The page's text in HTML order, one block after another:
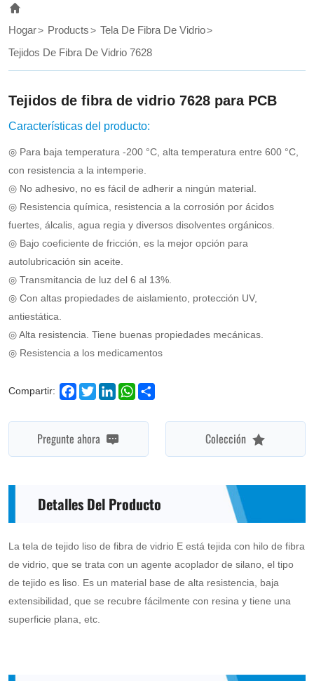
base
material
of
high
strength,low
extensibility,coating
with
resin
easily
and
surface
flat
and
so
on.
Hogar Products
Tela De Fibra De Vidrio
Tejidos De Fibra De Vidrio 7628
Tejidos de fibra de vidrio 7628 para PCB
Características del producto:
◎ Para baja temperatura -200 °C, alta temperatura entre 600 °C,
con resistencia a la intemperie.
◎ No adhesivo, no es fácil de adherir a ningún material.
◎ Resistencia química, resistencia a la corrosión por ácidos
fuertes, álcalis, agua regia y diversos disolventes orgánicos.
◎ Bajo coeficiente de fricción, es la mejor opción para
autolubricación sin aceite.
◎ Transmitancia de luz del 6 al 13%.
◎ Con altas propiedades de aislamiento, protección UV,
antiestática.
◎ Alta resistencia. Tiene buenas propiedades mecánicas.
◎ Resistencia a los medicamentos
Compartir: Facebook
TwitterLinkedInWhatsApp
Pregunte ahora Colección
Detalles Del Producto
La tela de tejido liso de fibra de vidrio E está tejida con hilo de fibra
de vidrio, que se trata con un agente acoplador de silano, el tipo
de tejido es liso. Es un material base de alta resistencia, baja
extensibilidad, que se recubre fácilmente con resina y tiene una
superficie plana, etc.